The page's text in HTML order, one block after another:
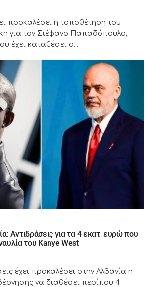
προκαλέσει η τοποθέτηση του
για τον Στέφανο Παπαδόπουλο,
έχει καταθέσει ο...
Αντιδράσεις για τα 4 εκατ. ευρώ που
του Kanye West
έχει προκαλέσει στην Αλβανία η
να διαθέσει περίπου 4